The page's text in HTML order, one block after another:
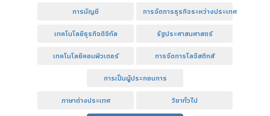
การบัญชี
การจัดการธุรกิจระหว่างประเทศ
เทคโนโลยีธุรกิจดิจิทัล
รัฐประศาสนศาสตร์
เทคโนโลยีคอมพิวเตอร์
การจัดการโลจีสติกส์
การเป็นผู้ประกอบการ
ภาษาต่างประเทศ
วิชาทั่วไป